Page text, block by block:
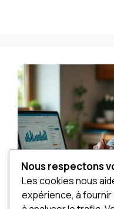
Nous respectons
Les cookies nous
expérience, à